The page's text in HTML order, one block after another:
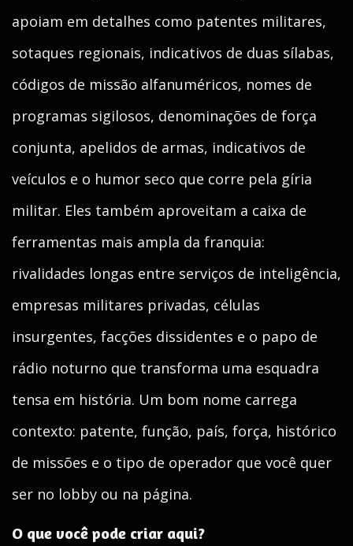
apoiam em detalhes como patentes militares,
sotaques regionais, indicativos de duas sílabas,
códigos de missão alfanuméricos, nomes de
programas sigilosos, denominações de força
conjunta, apelidos de armas, indicativos de
veículos e o humor seco que corre pela gíria
militar. Eles também aproveitam a caixa de
ferramentas mais ampla da franquia:
rivalidades longas entre serviços de inteligência,
empresas militares privadas, células
insurgentes, facções dissidentes e o papo de
rádio noturno que transforma uma esquadra
tensa em história. Um bom nome carrega
contexto: patente, função, país, força, histórico
de missões e o tipo de operador que você quer
ser no lobby ou na página.
O que você pode criar aqui?